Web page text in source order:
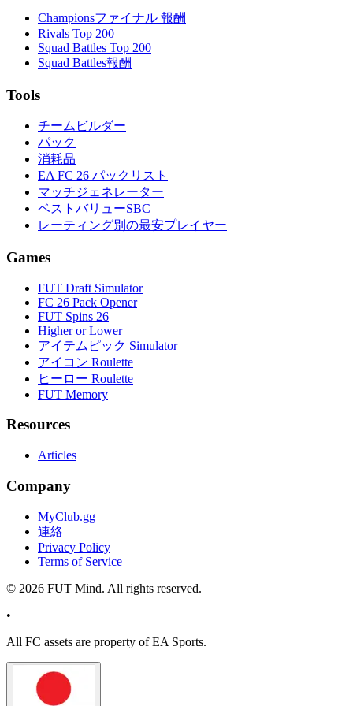
Championsファイナル 報酬
Rivals Top 200
Squad Battles Top 200
Squad Battles報酬
Tools
チームビルダー
パック
消耗品
EA FC 26 パックリスト
マッチジェネレーター
ベストバリューSBC
レーティング別の最安プレイヤー
Games
FUT Draft Simulator
FC 26 Pack Opener
FUT Spins 26
Higher or Lower
アイテムピック Simulator
アイコン Roulette
ヒーロー Roulette
FUT Memory
Resources
Articles
Company
MyClub.gg
連絡
Privacy Policy
Terms of Service
© 2026 FUT Mind. All rights reserved.
•
All FC assets are property of EA Sports.